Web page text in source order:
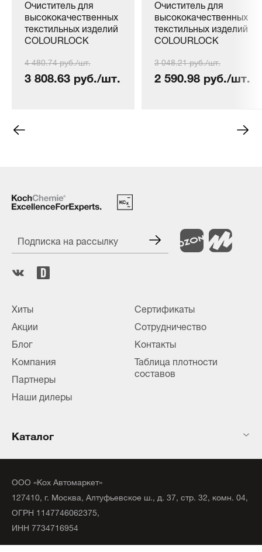
Очиститель для
высококачественных
текстильных изделий
COLOURLOCK
Textilreiniger, 1000 мл
4 480.74 руб./шт.
3 808.63 руб./шт.
Очиститель для
высококачественных
текстильных изделий
COLOURLOCK
Textilreiniger 500 мл
3 048.21 руб./шт.
2 590.98 руб./шт.
Подписка на рассылку
Хиты
Акции
Блог
Компания
Партнеры
Наши дилеры
Сертификаты
Сотрудничество
Контакты
Таблица плотности
составов
Каталог
ООО «Кох Автомаркет»
127410, г. Москва, Алтуфьевское ш., д. 37, стр. 32, комн. 04,
ОГРН 1147746062375,
ИНН 7734716954